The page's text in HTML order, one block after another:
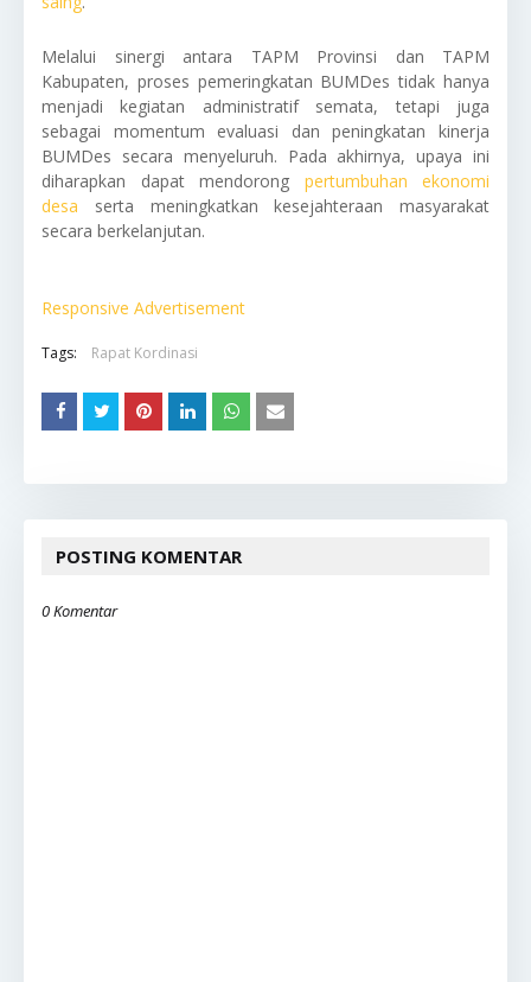
Melalui sinergi antara TAPM Provinsi dan TAPM
Kabupaten, proses pemeringkatan BUMDes tidak hanya
menjadi kegiatan administratif semata, tetapi juga
sebagai momentum evaluasi dan peningkatan kinerja
BUMDes secara menyeluruh. Pada akhirnya, upaya ini
diharapkan dapat mendorong pertumbuhan ekonomi
desa serta meningkatkan kesejahteraan masyarakat
secara berkelanjutan.
Responsive Advertisement
Tags: Rapat Kordinasi
POSTING KOMENTAR
0 Komentar